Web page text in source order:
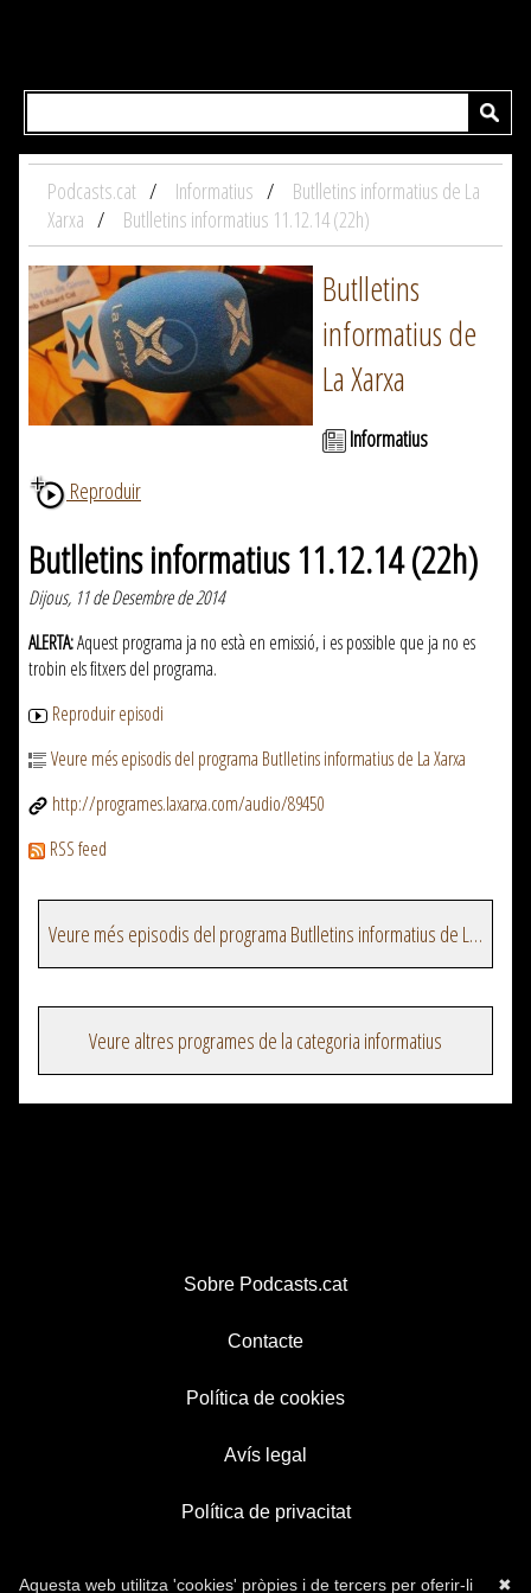
Podcasts.cat Informatius
Butlletins informatius de La
Xarxa
Butlletins informatius 11.12.14 (22h)
Butlletins
informatius de
La Xarxa
Informatius
Reproduir
Butlletins informatius 11.12.14 (22h)
Dijous, 11 de Desembre de 2014
ALERTA:Aquest programa ja no està en emissió, i es possible que ja no es
trobin els fitxers del programa.
Reproduir episodi
Veure més episodis del programa Butlletins informatius de La Xarxa
http://programes.laxarxa.com/audio/89450
RSS feed
Veure més episodis del programa Butlletins informatius de La Xarxa
Veure altres programes de la categoria informatius
Sobre Podcasts.cat
Contacte
Política de cookies
Avís legal
Política de privacitat
✖
Aquesta web utilitza 'cookies' pròpies i de tercers per oferir-li